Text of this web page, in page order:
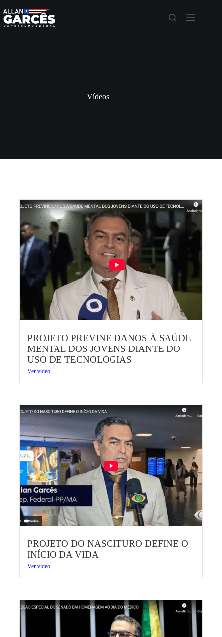
Vídeos
PROJETO PREVINE DANOS À SAÚDE
MENTAL DOS JOVENS DIANTE DO
USO DE TECNOLOGIAS
Ver vídeo
PROJETO DO NASCITURO DEFINE O
INÍCIO DA VIDA
Ver vídeo